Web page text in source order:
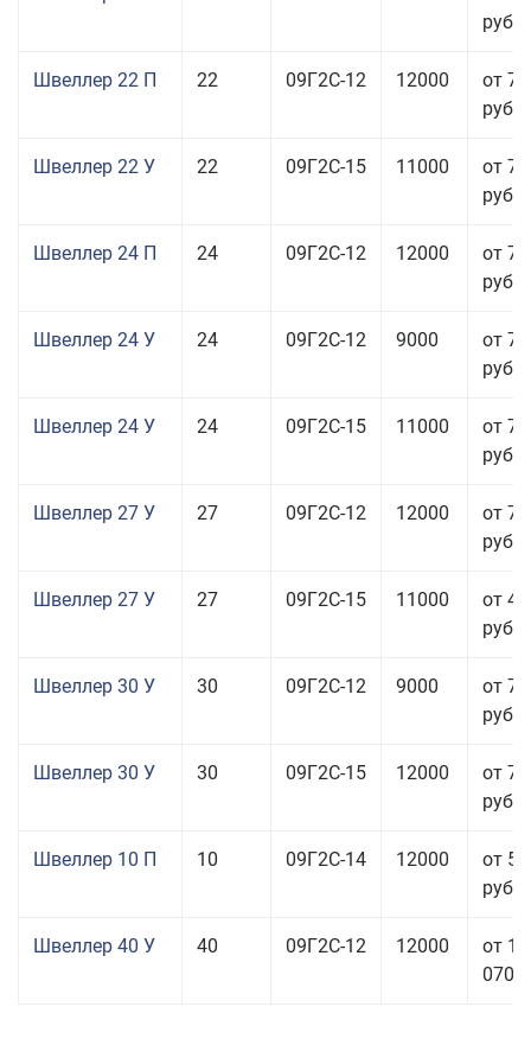
руб.
Швеллер 22 П 22 09Г2С-12 12000
от
руб.
Швеллер 22 У 22 09Г2С-15 11000
от
руб.
Швеллер 24 П 24 09Г2С-12 12000
от
руб.
Швеллер 24 У 24 09Г2С-12 9000
от
руб.
Швеллер 24 У 24 09Г2С-15 11000
от
руб.
Швеллер 27 У 27 09Г2С-12 12000
от
руб.
Швеллер 27 У 27 09Г2С-15 11000
от
руб.
Швеллер 30 У 30 09Г2С-12 9000
от
руб.
Швеллер 30 У 30 09Г2С-15 12000
от
руб.
Швеллер 10 П 10 09Г2С-14 12000
от
руб.
Швеллер 40 У 40 09Г2С-12 12000
от